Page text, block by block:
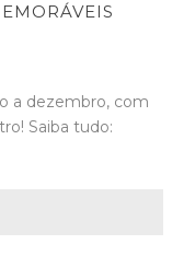
a dezembro, com
Saiba tudo: